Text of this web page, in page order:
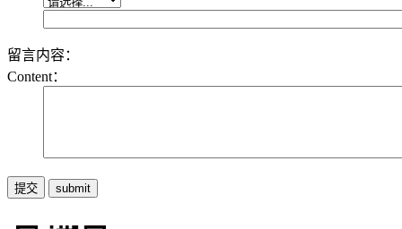
留言内容：
Content：